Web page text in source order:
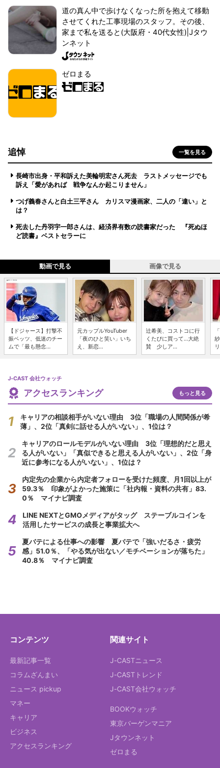
道の真ん中で歩けなくなった所を抱えて移動
させてくれた工事現場のスタッフ。その後、
家まで私を送ると(大阪府・40代女性)|Jタウ
ンネット
ゼロまる
追悼 一覧を見る
長崎市出身・平和訴えた美輪明宏さん死去 ラストメッセージでも
訴え「愛があれば 戦争なんか起こりません」
つげ義春さんと白土三平さん カリスマ漫画家、二人の「違い」と
は？
死去した丹羽宇一郎さんは、経済界有数の読書家だった 『死ぬほ
ど読書』ベストセラーに
動画で見る 画像で見る
【ドジャース】打撃不
振ベッツ、低迷のチー
ムで「最も懸念...
元カップルYouTuber
「夜のひと笑い」いち
え、新恋...
辻希美、コストコに行
くたびに買って...大絶
賛 少しア...
J-CAST 会社ウォッチ
アクセスランキング もっと見る
キャリアの相談相手がいない理由 3位「職場の人間関係が希
薄」、2位「真剣に話せる人がいない」、1位は？
キャリアのロールモデルがいない理由 3位「理想的だと思え
る人がいない」「真似できると思える人がいない」、2位「身
近に参考になる人がいない」、1位は？
内定先の企業から内定者フォローを受けた頻度、月1回以上が
59.3％ 印象がよかった施策に「社内報・資料の共有」83.
0％ マイナビ調査
LINE NEXTとGMOメディアがタッグ ステーブルコインを
活用したサービスの成長と事業拡大へ
夏バテによる仕事への影響 夏バテで「強いだるさ・疲労
感」51.0％、「やる気が出ない／モチベーションが落ちた」
40.8％ マイナビ調査
コンテンツ
最新記事一覧
コラムざんまい
ニュース pickup
マネー
キャリア
ビジネス
アクセスランキング
関連サイト
J-CASTニュース
J-CASTトレンド
J-CAST会社ウォッチ
BOOKウォッチ
東京バーゲンマニア
Jタウンネット
ゼロまる